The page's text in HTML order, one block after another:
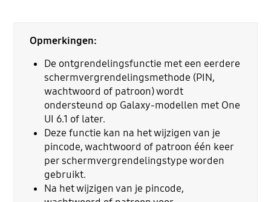
Opmerkingen:
De ontgrendelingsfunctie met een eerdere
schermvergrendelingsmethode (PIN,
wachtwoord of patroon) wordt
ondersteund op Galaxy-modellen met One
UI 6.1 of later.
Deze functie kan na het wijzigen van je
pincode, wachtwoord of patroon één keer
per schermvergrendelingstype worden
gebruikt.
Na het wijzigen van je pincode,